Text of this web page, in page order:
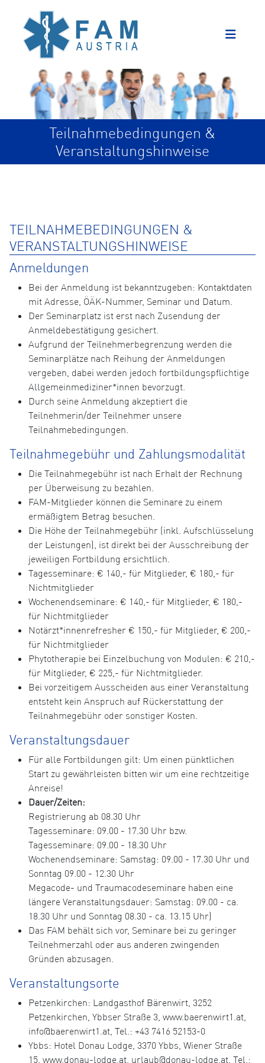
Teilnahmebedingungen &
Veranstaltungshinweise
TEILNAHMEBEDINGUNGEN &
VERANSTALTUNGSHINWEISE
Anmeldungen
Bei der Anmeldung ist bekanntzugeben: Kontaktdaten
mit Adresse, ÖÄK-Nummer, Seminar und Datum.
Der Seminarplatz ist erst nach Zusendung der
Anmeldebestätigung gesichert.
Aufgrund der Teilnehmerbegrenzung werden die
Seminarplätze nach Reihung der Anmeldungen
vergeben, dabei werden jedoch fortbildungspflichtige
Allgemeinmediziner*innen bevorzugt.
Durch seine Anmeldung akzeptiert die
Teilnehmerin/der Teilnehmer unsere
Teilnahmebedingungen.
Teilnahmegebühr und Zahlungsmodalität
Die Teilnahmegebühr ist nach Erhalt der Rechnung
per Überweisung zu bezahlen.
FAM-Mitglieder können die Seminare zu einem
ermäßigtem Betrag besuchen.
Die Höhe der Teilnahmegebühr (inkl. Aufschlüsselung
der Leistungen), ist direkt bei der Ausschreibung der
jeweiligen Fortbildung ersichtlich.
Tagesseminare: € 140,- für Mitglieder, € 180,- für
Nichtmitglieder
Wochenendseminare: € 140,- für Mitglieder, € 180,-
für Nichtmitglieder
Notärzt*innenrefresher € 150,- für Mitglieder, € 200,-
für Nichtmitglieder
Phytotherapie bei Einzelbuchung von Modulen: € 210,-
für Mitglieder, € 225,- für Nichtmitglieder.
Bei vorzeitigem Ausscheiden aus einer Veranstaltung
entsteht kein Anspruch auf Rückerstattung der
Teilnahmegebühr oder sonstiger Kosten.
Veranstaltungsdauer
Für alle Fortbildungen gilt: Um einen pünktlichen
Start zu gewährleisten bitten wir um eine rechtzeitige
Anreise!
Dauer/Zeiten:
Registrierung ab 08.30 Uhr
Tagesseminare: 09.00 - 17.30 Uhr bzw.
Tagesseminare: 09.00 - 18.30 Uhr
Wochenendseminare: Samstag: 09.00 - 17.30 Uhr und
Sonntag 09.00 - 12.30 Uhr
Megacode- und Traumacodeseminare haben eine
längere Veranstaltungsdauer: Samstag: 09.00 - ca.
18.30 Uhr und Sonntag 08.30 - ca. 13.15 Uhr)
Das FAM behält sich vor, Seminare bei zu geringer
Teilnehmerzahl oder aus anderen zwingenden
Gründen abzusagen.
Veranstaltungsorte
Petzenkirchen: Landgasthof Bärenwirt, 3252
Petzenkirchen, Ybbser Straße 3, www.baerenwirt1.at,
info@baerenwirt1.at, Tel.: +43 7416 52153-0
Ybbs: Hotel Donau Lodge, 3370 Ybbs, Wiener Straße
15, www.donau-lodge.at, urlaub@donau-lodge.at, Tel.: